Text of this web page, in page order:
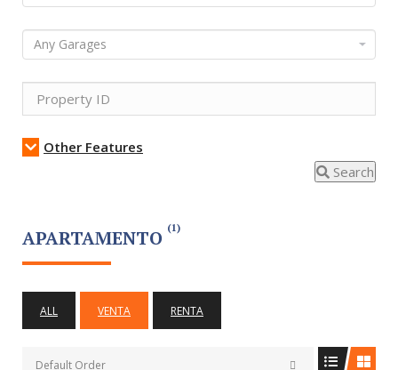
Other Features
Search
APARTAMENTO (1)
ALL VENTA RENTA
Default Order